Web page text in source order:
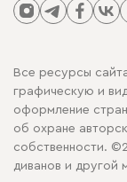
Все ресурсы
графическую и
оформление
об охране
собственности.
диванов и другой